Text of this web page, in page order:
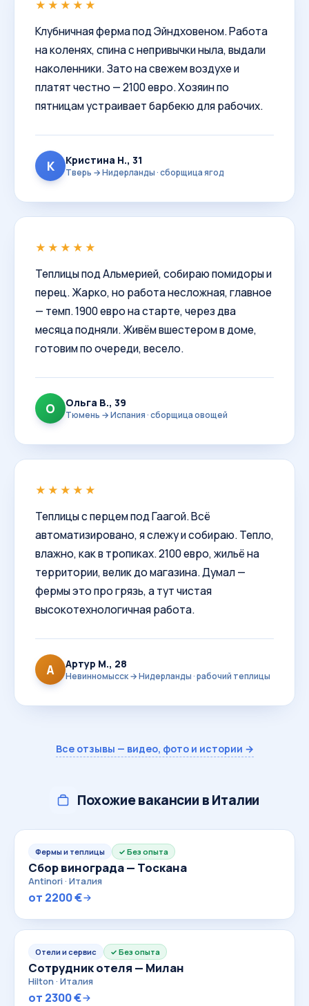
★★★★★
Клубничная ферма под Эйндховеном. Работа
на коленях, спина с непривычки ныла, выдали
наколенники. Зато на свежем воздухе и
платят честно — 2100 евро. Хозяин по
пятницам устраивает барбекю для рабочих.
К Кристина Н., 31
Тверь → Нидерланды · сборщица ягод
★★★★★
Теплицы под Альмерией, собираю помидоры и
перец. Жарко, но работа несложная, главное
— темп. 1900 евро на старте, через два
месяца подняли. Живём вшестером в доме,
готовим по очереди, весело.
О Ольга В., 39
Тюмень → Испания · сборщица овощей
★★★★★
Теплицы с перцем под Гаагой. Всё
автоматизировано, я слежу и собираю. Тепло,
влажно, как в тропиках. 2100 евро, жильё на
территории, велик до магазина. Думал —
фермы это про грязь, а тут чистая
высокотехнологичная работа.
А Артур М., 28
Невинномысск → Нидерланды · рабочий теплицы
Все отзывы — видео, фото и истории →
Похожие вакансии в Италии
Фермы и теплицы Без опыта
Сбор винограда — Тоскана
Antinori · Италия
от 2200 €
Отели и сервис Без опыта
Сотрудник отеля — Милан
Hilton · Италия
от 2300 €